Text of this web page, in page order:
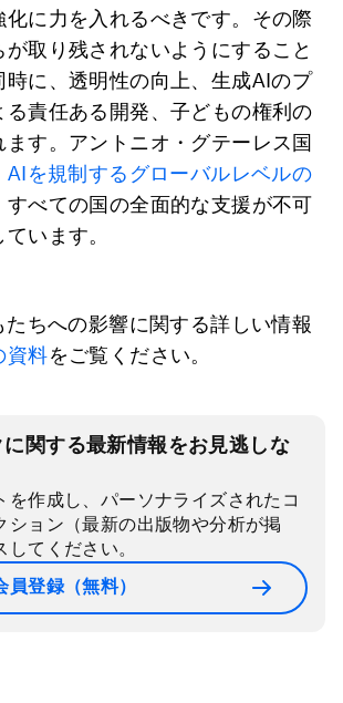
に力を入れるべきです。その際
取り残されないようにすること
時に、透明性の向上、生成AIのプ
る責任ある開発、子どもの権利の
す。アントニオ・グテーレス国
AIを規制するグローバルレベルの
すべての国の全面的な支援が不可
います。
ちへの影響に関する詳しい情報
資料をご覧ください。
関する最新情報をお見逃しな
を作成し、パーソナライズされたコ
ション（最新の出版物や分析が掲
てください。
員登録（無料）